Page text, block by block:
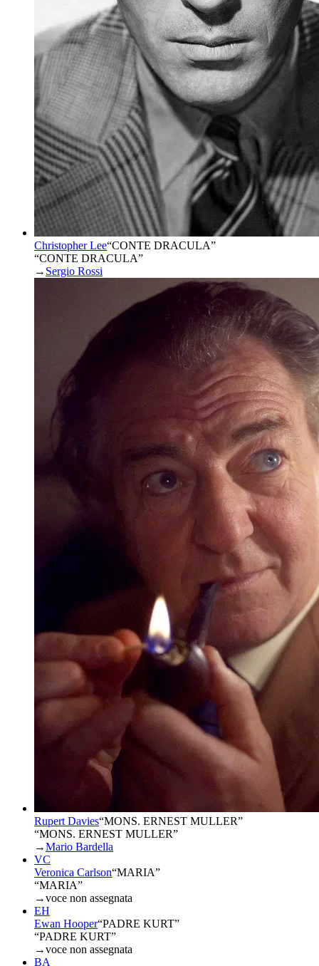
Christopher Lee“CONTE DRACULA”
“CONTE DRACULA”
→ Sergio Rossi
Rupert Davies“MONS. ERNEST MULLER”
“MONS. ERNEST MULLER”
→Mario Bardella
VC
Veronica Carlson“MARIA”
“MARIA”
→voce non assegnata
EH
Ewan Hooper“PADRE KURT”
“PADRE KURT”
→voce non assegnata
BA